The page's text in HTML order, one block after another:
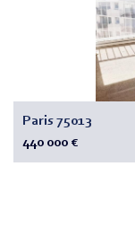
Paris 75013
440 000 €